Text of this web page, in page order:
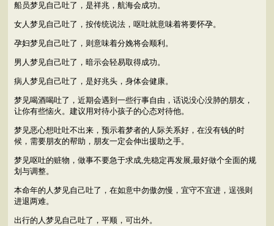
船员梦见自己吐了，是祥兆，航海会成功。
女人梦见自己吐了，按传统说法，呕吐就意味着将要怀孕。
孕妇梦见自己吐了，则意味着分娩将会顺利。
男人梦见自己吐了，暗示会轻易取得成功。
病人梦见自己吐了，是好兆头，身体会健康。
梦见喝酒喝吐了，近期会遇到一些行事自由，话说没心没肺的朋友，
让你有些恼火。建议用对待小孩子的心态对待他。
梦见恶心想吐吐不出来，预示着梦者的人际关系好，在没有钱的时
候，需要朋友的帮助，朋友一定会伸出援助之手。
梦见呕吐的赃物，做事不要急于求成,先稳定再发展,最好做个全面的规
划与调整。
本命年的人梦见自己吐了，在如意中勿傲勿慢，宜守不宜进，逞强则
进退两难。
出行的人梦见自己吐了，平顺，可出外。